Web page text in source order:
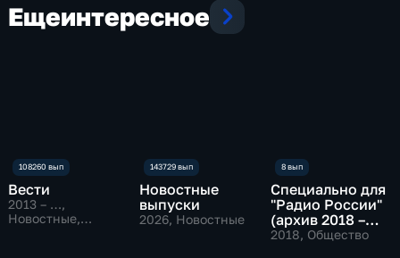
Ещеинтересное
Вести
2013 – …,
Новостные,
Новостные
выпуски
2026, Новостные
Специально для
"Радио России"
(архив 2018 –
2019)
2018, Общество